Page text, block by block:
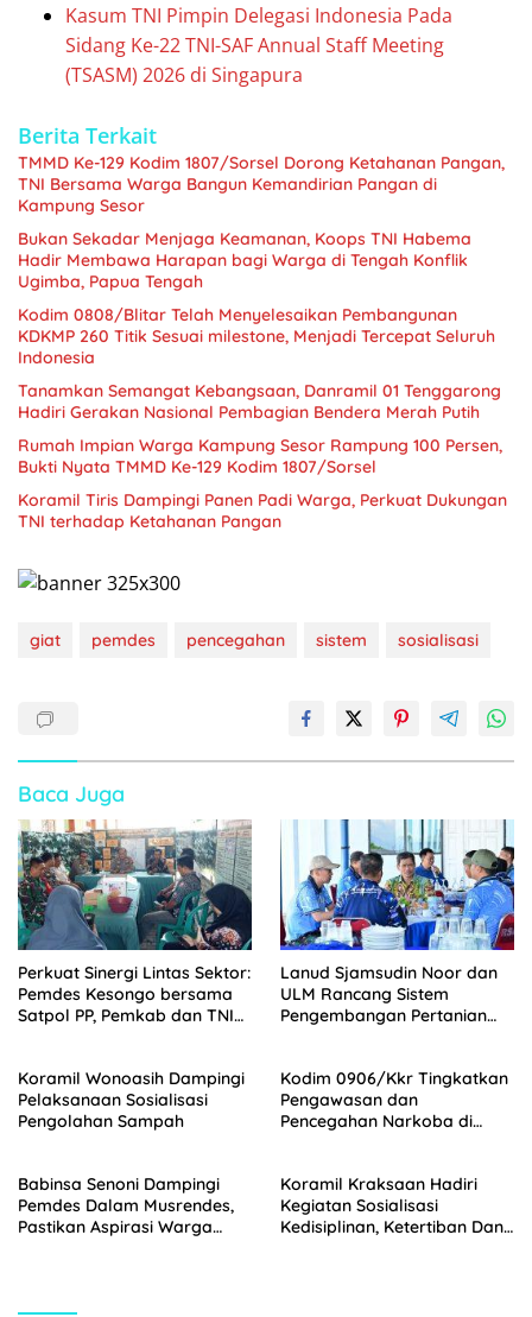
Kasum TNI Pimpin Delegasi Indonesia Pada
Sidang Ke-22 TNI-SAF Annual Staff Meeting
(TSASM) 2026 di Singapura
Berita Terkait
TMMD Ke-129 Kodim 1807/Sorsel Dorong Ketahanan Pangan,
TNI Bersama Warga Bangun Kemandirian Pangan di
Kampung Sesor
Bukan Sekadar Menjaga Keamanan, Koops TNI Habema
Hadir Membawa Harapan bagi Warga di Tengah Konflik
Ugimba, Papua Tengah
Kodim 0808/Blitar Telah Menyelesaikan Pembangunan
KDKMP 260 Titik Sesuai milestone, Menjadi Tercepat Seluruh
Indonesia
Tanamkan Semangat Kebangsaan, Danramil 01 Tenggarong
Hadiri Gerakan Nasional Pembagian Bendera Merah Putih
Rumah Impian Warga Kampung Sesor Rampung 100 Persen,
Bukti Nyata TMMD Ke-129 Kodim 1807/Sorsel
Koramil Tiris Dampingi Panen Padi Warga, Perkuat Dukungan
TNI terhadap Ketahanan Pangan
giat pemdes pencegahan sistem sosialisasi
Baca Juga
Perkuat Sinergi Lintas Sektor:
Pemdes Kesongo bersama
Satpol PP, Pemkab dan TNI
Lanud Sjamsudin Noor dan
ULM Rancang Sistem
Pengembangan Pertanian
Koramil Wonoasih Dampingi
Pelaksanaan Sosialisasi
Pengolahan Sampah
Kodim 0906/Kkr Tingkatkan
Pengawasan dan
Pencegahan Narkoba di
Babinsa Senoni Dampingi
Pemdes Dalam Musrendes,
Pastikan Aspirasi Warga
Koramil Kraksaan Hadiri
Kegiatan Sosialisasi
Kedisiplinan, Ketertiban Dan